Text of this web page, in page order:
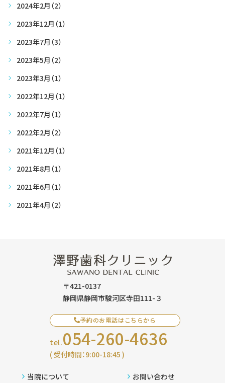
2024年2月 （2）
2023年12月 （1）
2023年7月 （3）
2023年5月 （2）
2023年3月 （1）
2022年12月 （1）
2022年7月 （1）
2022年2月 （2）
2021年12月 （1）
2021年8月 （1）
2021年6月 （1）
2021年4月 （2）
〒421-0137
静岡県静岡市駿河区寺田111-３
予約のお電話はこちらから
tel.054-260-4636
( 受付時間：9:00-18:45 )
当院について お問い合わせ